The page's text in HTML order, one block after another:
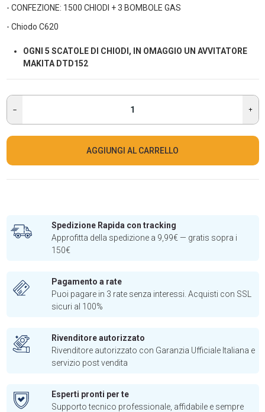
- CONFEZIONE: 1500 CHIODI + 3 BOMBOLE GAS
- Chiodo C620
OGNI 5 SCATOLE DI CHIODI, IN OMAGGIO UN AVVITATORE
MAKITA DTD152
AGGIUNGI AL CARRELLO
Spedizione Rapida con tracking
Approfitta della spedizione a 9,99€ — gratis sopra i
150€
Pagamento a rate
Puoi pagare in 3 rate senza interessi. Acquisti con SSL
sicuri al 100%
Rivenditore autorizzato
Rivenditore autorizzato con Garanzia Ufficiale Italiana e
servizio post vendita
Esperti pronti per te
Supporto tecnico professionale, affidabile e sempre